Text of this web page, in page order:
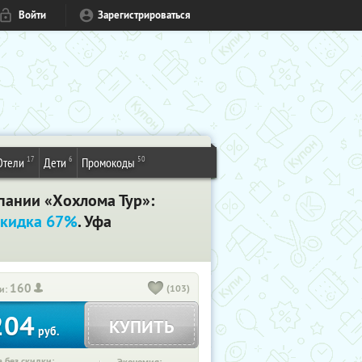
Войти Зарегистрироваться
17 Дети 6 Промокоды 50
«Хохлома Тур»:
67%. Уфа
160 (103)
руб. КУПИТЬ